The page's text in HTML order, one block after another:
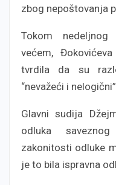
zbog nepoštovanja
Tokom
većem,
tvrdila da su
“nevažeći i
Glavni sudija
odluka
zakonitosti odluke
je to bila ispravna